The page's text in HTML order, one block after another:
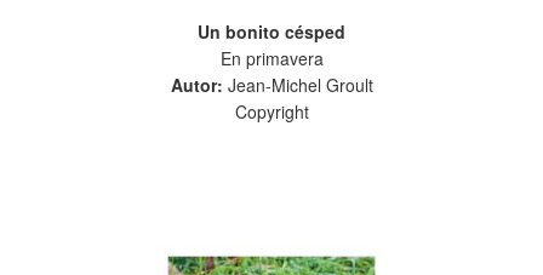
Un bonito césped
En primavera
Autor: Jean-Michel Groult
Copyright